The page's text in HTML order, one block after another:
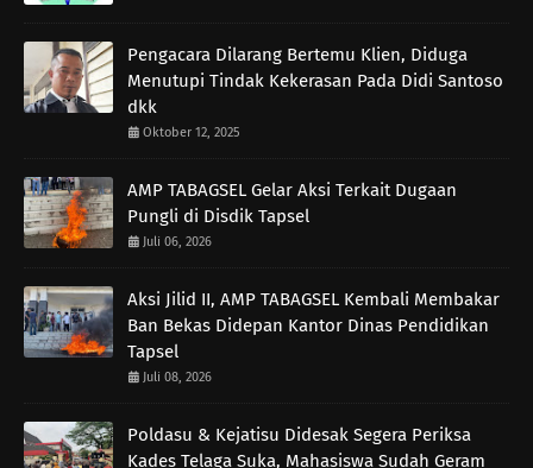
Pengacara Dilarang Bertemu Klien, Diduga
Menutupi Tindak Kekerasan Pada Didi Santoso
dkk
Oktober 12, 2025
AMP TABAGSEL Gelar Aksi Terkait Dugaan
Pungli di Disdik Tapsel
Juli 06, 2026
Aksi Jilid II, AMP TABAGSEL Kembali Membakar
Ban Bekas Didepan Kantor Dinas Pendidikan
Tapsel
Juli 08, 2026
Poldasu & Kejatisu Didesak Segera Periksa
Kades Telaga Suka, Mahasiswa Sudah Geram